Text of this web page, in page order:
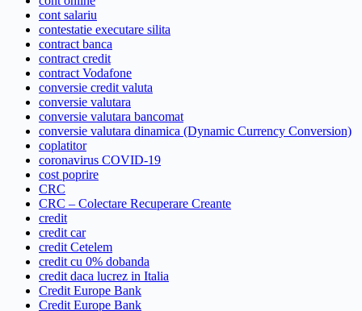
cont salariu
contestatie executare silita
contract banca
contract credit
contract Vodafone
conversie credit valuta
conversie valutara
conversie valutara bancomat
conversie valutara dinamica (Dynamic Currency Conversion)
coplatitor
coronavirus COVID-19
cost poprire
CRC
CRC – Colectare Recuperare Creante
credit
credit car
credit Cetelem
credit cu 0% dobanda
credit daca lucrez in Italia
Credit Europe Bank
Credit Europe Bank